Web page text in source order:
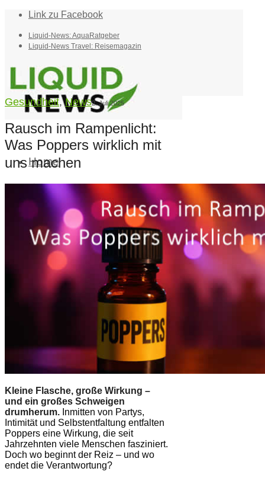
Link zu Facebook
Liquid-News: AquaRatgeber
Liquid-News Travel: Reisemagazin
Home
Suche
Menü Menü
Gesundheit,News2. Juli 2025
Rausch im Rampenlicht:
Was Poppers wirklich mit
uns machen
Kleine Flasche, große Wirkung –
und ein großes Schweigen
drumherum. Inmitten von Partys,
Intimität und Selbstentfaltung entfalten
Poppers eine Wirkung, die seit
Jahrzehnten viele Menschen fasziniert.
Doch wo beginnt der Reiz – und wo
endet die Verantwortung?